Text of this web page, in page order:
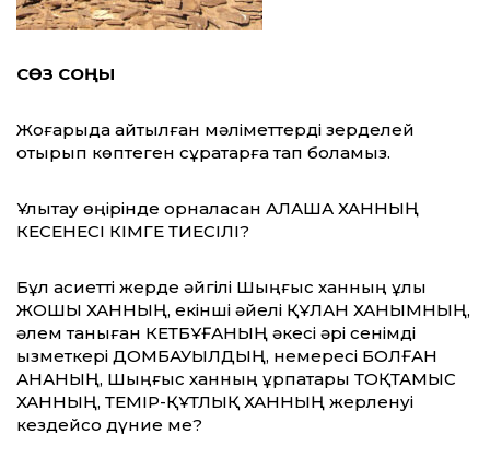
СӨЗ СОҢЫ
Жоғарыда айтылған мәліметтерді зерделей
отырып көптеген сұрақтарға тап боламыз.
Ұлытау өңірінде орналасқан АЛАША ХАННЫҢ
КЕСЕНЕСІ КІМГЕ ТИЕСІЛІ?
Бұл қасиетті жерде әйгілі Шыңғыс ханның ұлы
ЖОШЫ ХАННЫҢ, екінші әйелі ҚҰЛАН ХАНЫМНЫҢ,
әлем таныған КЕТБҰҒАНЫҢ әкесі әрі сенімді
қызметкері ДОМБАУЫЛДЫҢ, немересі БОЛҒАН
АНАНЫҢ, Шыңғыс ханның ұрпақтары ТОҚТАМЫС
ХАННЫҢ, ТЕМІР-ҚҰТЛЫҚ ХАННЫҢ жерленуі
кездейсоқ дүние ме?